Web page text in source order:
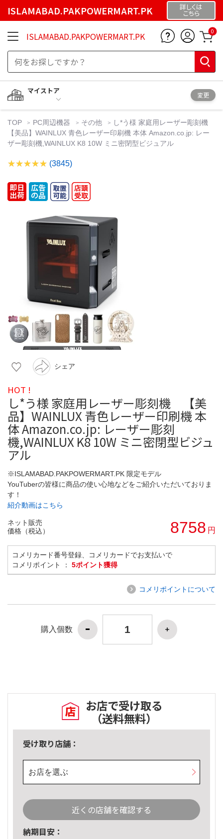
ISLAMABAD.PAKPOWERMART.PK 詳しくは
こちら
ISLAMABAD.PAKPOWERMART.PK 0
マイストア
変更
TOP PC周辺機器 その他
し*う様 家庭用レーザー彫刻機
【美品】WAINLUX 青色レーザー印刷機 本体 Amazon.co.jp: レー
ザー彫刻機,WAINLUX K8 10W ミニ密閉型ビジュアル
(3845)
シェア
HOT !
し*う様 家庭用レーザー彫刻機 【美
品】WAINLUX 青色レーザー印刷機 本
体 Amazon.co.jp: レーザー彫刻
機,WAINLUX K8 10W ミニ密閉型ビジュ
アル
※ISLAMABAD.PAKPOWERMART.PK 限定モデル
YouTuberの皆様に商品の使い心地などをご紹介いただいておりま
す！
紹介動画はこちら
ネット販売
価格（税込）
8758 円
コメリカード番号登録、コメリカードでお支払いで
コメリポイント ： 5ポイント獲得
コメリポイントについて
購入個数
お店で受け取る
（送料無料）
受け取り店舗：
お店を選ぶ
近くの店舗を確認する
納期目安：